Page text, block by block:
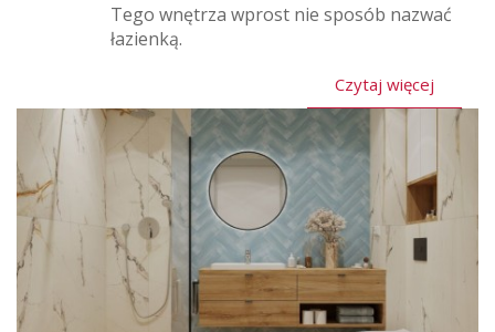
Tego wnętrza wprost nie sposób nazwać
łazienką.
Czytaj więcej